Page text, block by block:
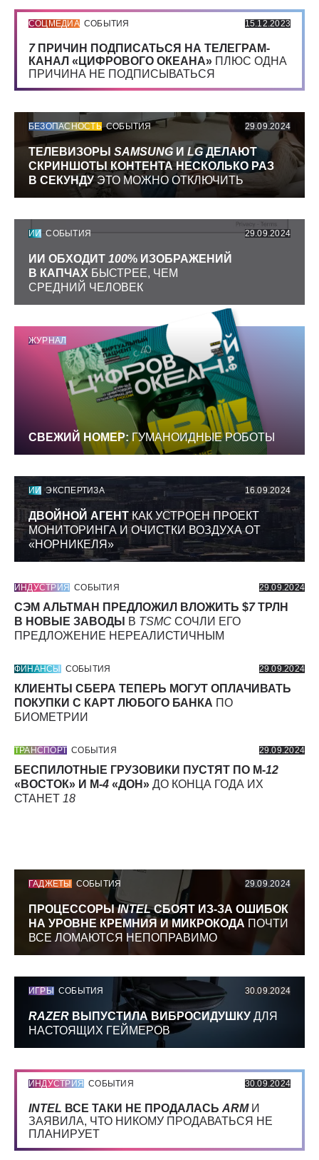
СОЦМЕДИА СОБЫТИЯ 15.12.2023
7 ПРИЧИН ПОДПИСАТЬСЯ НА ТЕЛЕГРАМ-
КАНАЛ «ЦИФРОВОГО ОКЕАНА» ПЛЮС ОДНА
ПРИЧИНА НЕ ПОДПИСЫВАТЬСЯ
БЕЗОПАСНОСТЬ СОБЫТИЯ 29.09.2024
ТЕЛЕВИЗОРЫ SAMSUNG И LGДЕЛАЮТ
СКРИНШОТЫ КОНТЕНТА НЕСКОЛЬКО РАЗ
В СЕКУНДУЭТО МОЖНО ОТКЛЮЧИТЬ
ИИ СОБЫТИЯ 29.09.2024
ИИ ОБХОДИТ 100% ИЗОБРАЖЕНИЙ
В КАПЧАХ БЫСТРЕЕ, ЧЕМ
СРЕДНИЙ ЧЕЛОВЕК
ЖУРНАЛ
СВЕЖИЙ НОМЕР: ГУМАНОИДНЫЕ РОБОТЫ
ИИ ЭКСПЕРТИЗА 16.09.2024
ДВОЙНОЙ АГЕНТКАК УСТРОЕН ПРОЕКТ
МОНИТОРИНГА И ОЧИСТКИ ВОЗДУХА ОТ
«НОРНИКЕЛЯ»
ИНДУСТРИЯ СОБЫТИЯ 29.09.2024
СЭМ АЛЬТМАН ПРЕДЛОЖИЛ ВЛОЖИТЬ $7ТРЛН
В НОВЫЕ ЗАВОДЫ
В TSMC СОЧЛИ ЕГО
ПРЕДЛОЖЕНИЕ НЕРЕАЛИСТИЧНЫМ
ФИНАНСЫ СОБЫТИЯ 29.09.2024
КЛИЕНТЫ СБЕРА ТЕПЕРЬ МОГУТ ОПЛАЧИВАТЬ
ПОКУПКИ С КАРТ ЛЮБОГО БАНКА ПО
БИОМЕТРИИ
ТРАНСПОРТ СОБЫТИЯ 29.09.2024
БЕСПИЛОТНЫЕ ГРУЗОВИКИ ПУСТЯТ ПО М-12
«ВОСТОК» И М-4 «ДОН» ДО КОНЦА ГОДА ИХ
СТАНЕТ 18
ГАДЖЕТЫ СОБЫТИЯ 29.09.2024
ПРОЦЕССОРЫINTELСБОЯТ ИЗ-ЗА ОШИБОК
НА УРОВНЕ КРЕМНИЯ И МИКРОКОДА ПОЧТИ
ВСЕ ЛОМАЮТСЯ НЕПОПРАВИМО
ИГРЫ СОБЫТИЯ 30.09.2024
RAZER ВЫПУСТИЛА ВИБРОСИДУШКУ ДЛЯ
НАСТОЯЩИХ ГЕЙМЕРОВ
ИНДУСТРИЯ СОБЫТИЯ 30.09.2024
INTEL ВСЕ ТАКИ НЕ ПРОДАЛАСЬ ARMИ
ЗАЯВИЛА, ЧТО НИКОМУ ПРОДАВАТЬСЯ НЕ
ПЛАНИРУЕТ